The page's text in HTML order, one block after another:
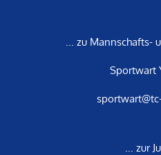
... zu Mannschafts-
Sportwart
... zur